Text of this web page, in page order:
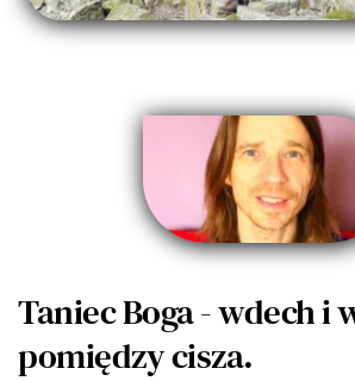
Taniec Boga - wdech i
pomiędzy cisza.